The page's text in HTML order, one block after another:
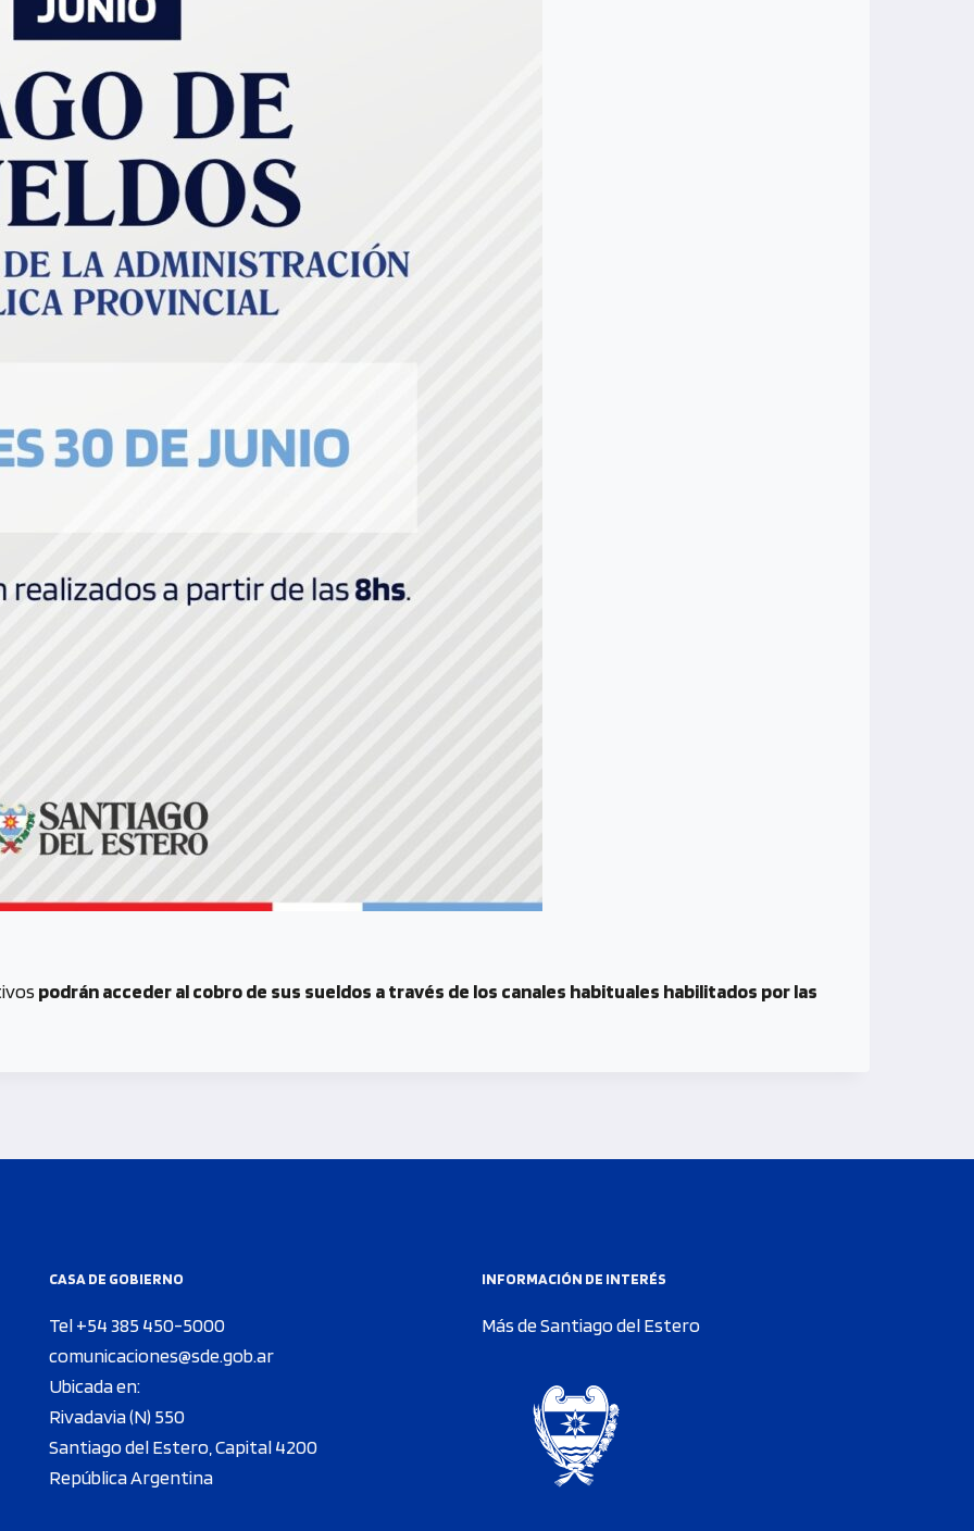
podrán acceder al cobro de sus sueldos a través de los canales habituales habilitados por las
CASA DE GOBIERNO
Tel +54 385 450-5000
comunicaciones@sde.gob.ar
Ubicada en:
Rivadavia (N) 550
Santiago del Estero, Capital 4200
República Argentina
INFORMACIÓN DE INTERÉS
Más de Santiago del Estero